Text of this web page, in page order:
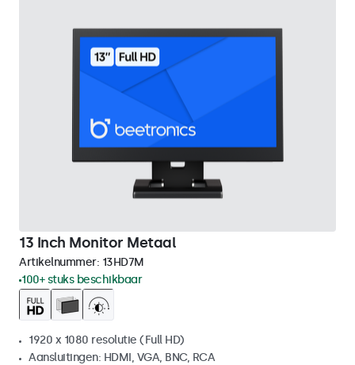
13 Inch Monitor Metaal
Artikelnummer: 13HD7M
100+ stuks beschikbaar
1920 x 1080 resolutie (Full HD)
Aansluitingen: HDMI, VGA, BNC, RCA